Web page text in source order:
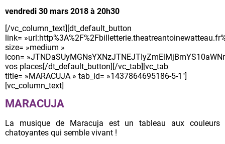
vendredi 30 mars 2018 à 20h30
[/vc_column_text][dt_default_button
link=
size= »medium »
icon=
vos places[/dt_default_button][/vc_tab][vc_tab
title= »MARACUJA » tab_id= »1437864695186-5-1″]
[vc_column_text]
MARACUJA
La musique de Maracuja est un tableau aux couleurs
chatoyantes qui semble vivant !